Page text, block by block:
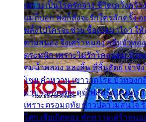
เพราะเป็นโรครักจาง ชีวิตเคว้งคว้า
แม่ก็บอก พ่อก็สั่งจะรักใครสักครั้ง อ
พลั้งไปใครจะช่วย ซื้อเปลมาไกว ใ
ตามสนอง จึงเศร้าหมอง กลีบบัวทอ
ตระหนัก เพราะไม่รักโคลนตม บัวท
ตมน้ำคลอง หลงลิ้น ที่สิ้นสัตย์ เจ้าจึ
โชย คำหวาน เขาวาดโรย บัวทอง
มาบานก่อนตูม ดุจไฟสุมร้อนรุมอุรา
เพราะตรอมฤทัย ข้าวปลาไม่สนใจ
โศก เสียเถิดทอง พักความเศร้าหมอ